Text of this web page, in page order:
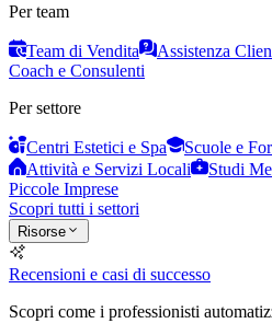
Per team
Team di Vendita Assistenza
Coach e Consulenti
Per settore
Centri Estetici e Spa Scuole e
Attività e Servizi Locali
Studi
Piccole Imprese
Scopri tutti i settori
Risorse
Recensioni e casi di successo
Scopri come i professionisti